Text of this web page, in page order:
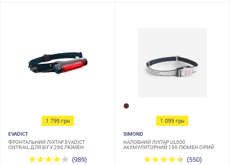
1 799 грн
EVADICT
ФРОНТАЛЬНИЙ ЛІХТАР EVADICT
ONTRAIL ДЛЯ БІГУ 250 ЛЮМЕН
(989)
1 099 грн
SIMOND
НАЛОБНИЙ ЛІХТАР UL500
АКУМУЛЯТОРНИЙ 150 ЛЮМЕН СІРИЙ
(550)